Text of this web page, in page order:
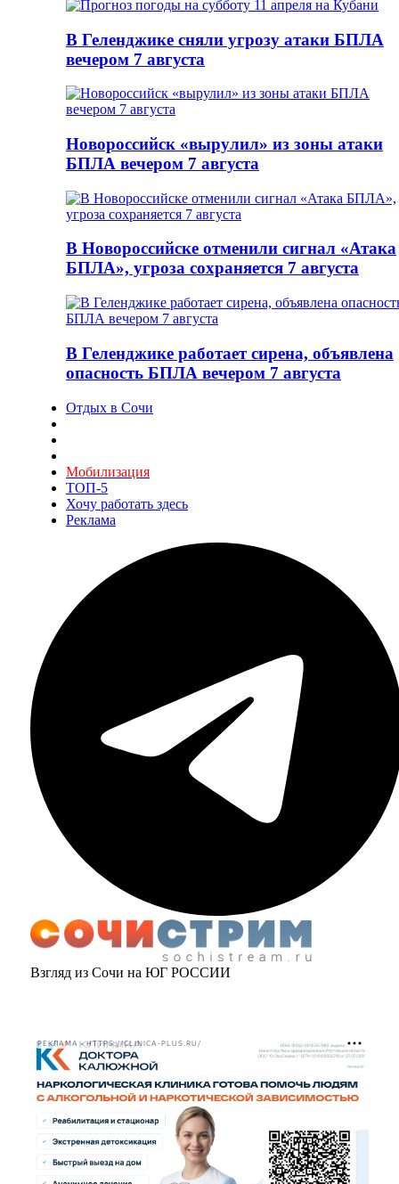
В Геленджике сняли угрозу атаки БПЛА
вечером 7 августа
Новороссийск «вырулил» из зоны атаки
БПЛА вечером 7 августа
В Новороссийске отменили сигнал «Атака
БПЛА», угроза сохраняется 7 августа
В Геленджике работает сирена, объявлена
опасность БПЛА вечером 7 августа
Отдых в Сочи
Мобилизация
ТОП-5
Хочу работать здесь
Реклама
Взгляд из Сочи на ЮГ РОССИИ
РЕКЛАМА • HTTPS://CLINICA-PLUS.RU/